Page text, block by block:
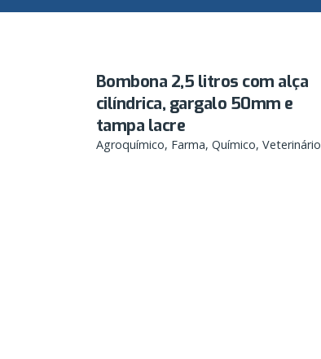
Bombona 2,5 litros com alça
cilíndrica, gargalo 50mm e
tampa lacre
Agroquímico Farma Químico Veterinário